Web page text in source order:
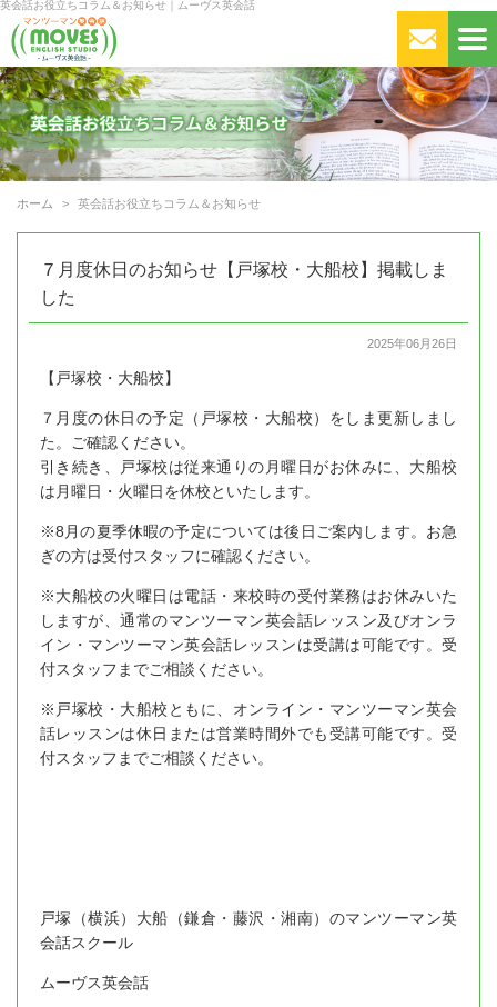
英会話お役立ちコラム＆お知らせ｜ムーヴス英会話
ホーム 英会話お役立ちコラム＆お知らせ
７月度休日のお知らせ【戸塚校・大船校】掲載しま
した
2025年06月26日
【戸塚校・大船校】
７月度の休日の予定（戸塚校・大船校）をしま更新しまし
た。ご確認ください。
引き続き、戸塚校は従来通りの月曜日がお休みに、大船校
は月曜日・火曜日を休校といたします。
※8月の夏季休暇の予定については後日ご案内します。お急
ぎの方は受付スタッフに確認ください。
※大船校の火曜日は電話・来校時の受付業務はお休みいた
しますが、通常のマンツーマン英会話レッスン及びオンラ
イン・マンツーマン英会話レッスンは受講は可能です。受
付スタッフまでご相談ください。
※戸塚校・大船校ともに、オンライン・マンツーマン英会
話レッスンは休日または営業時間外でも受講可能です。受
付スタッフまでご相談ください。
戸塚（横浜）大船（鎌倉・藤沢・湘南）のマンツーマン英
会話スクール
ムーヴス英会話